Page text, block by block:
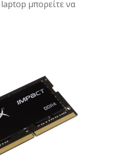
μπορείτε να